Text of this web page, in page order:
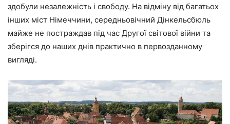
здобули незалежність і свободу. На відміну від багатьох
інших міст Німеччини, середньовічний Дінкельсбюль
майже не постраждав під час Другої світової війни та
зберігся до наших днів практично в первозданному
вигляді.